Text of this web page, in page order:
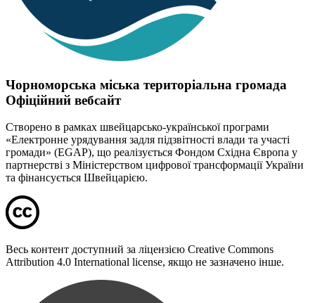
Чорноморська міська територіальна громада
Офіційний вебсайт
Створено в рамках швейцарсько-української програми
«Електронне урядування задля підзвітності влади та участі
громади» (EGAP), що реалізується Фондом Східна Європа у
партнерстві з Міністерством цифрової трансформації України
та фінансується Швейцарією.
Весь контент доступний за ліцензією Creative Commons
Attribution 4.0 International license, якщо не зазначено інше.